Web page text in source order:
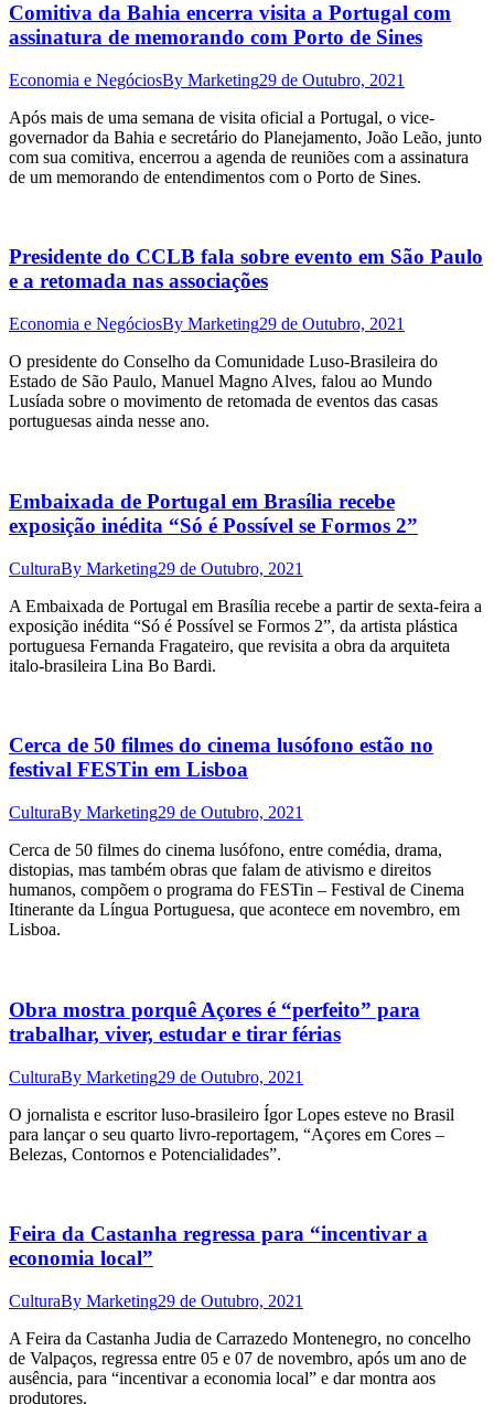
Comitiva da Bahia encerra visita a Portugal com
assinatura de memorando com Porto de Sines
Economia e NegóciosBy Marketing29 de Outubro, 2021
Após mais de uma semana de visita oficial a Portugal, o vice-
governador da Bahia e secretário do Planejamento, João Leão, junto
com sua comitiva, encerrou a agenda de reuniões com a assinatura
de um memorando de entendimentos com o Porto de Sines.
Presidente do CCLB fala sobre evento em São Paulo
e a retomada nas associações
Economia e NegóciosBy Marketing29 de Outubro, 2021
O presidente do Conselho da Comunidade Luso-Brasileira do
Estado de São Paulo, Manuel Magno Alves, falou ao Mundo
Lusíada sobre o movimento de retomada de eventos das casas
portuguesas ainda nesse ano.
Embaixada de Portugal em Brasília recebe
exposição inédita “Só é Possível se Formos 2”
CulturaBy Marketing29 de Outubro, 2021
A Embaixada de Portugal em Brasília recebe a partir de sexta-feira a
exposição inédita “Só é Possível se Formos 2”, da artista plástica
portuguesa Fernanda Fragateiro, que revisita a obra da arquiteta
italo-brasileira Lina Bo Bardi.
Cerca de 50 filmes do cinema lusófono estão no
festival FESTin em Lisboa
CulturaBy Marketing29 de Outubro, 2021
Cerca de 50 filmes do cinema lusófono, entre comédia, drama,
distopias, mas também obras que falam de ativismo e direitos
humanos, compõem o programa do FESTin – Festival de Cinema
Itinerante da Língua Portuguesa, que acontece em novembro, em
Lisboa.
Obra mostra porquê Açores é “perfeito” para
trabalhar, viver, estudar e tirar férias
CulturaBy Marketing29 de Outubro, 2021
O jornalista e escritor luso-brasileiro Ígor Lopes esteve no Brasil
para lançar o seu quarto livro-reportagem, “Açores em Cores –
Belezas, Contornos e Potencialidades”.
Feira da Castanha regressa para “incentivar a
economia local”
CulturaBy Marketing29 de Outubro, 2021
A Feira da Castanha Judia de Carrazedo Montenegro, no concelho
de Valpaços, regressa entre 05 e 07 de novembro, após um ano de
ausência, para “incentivar a economia local” e dar montra aos
produtores.